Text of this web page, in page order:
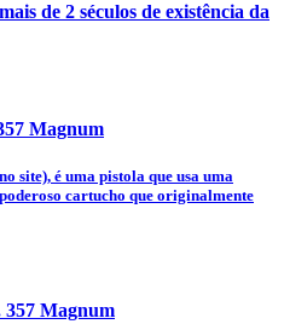
de 2 séculos de existência da
Magnum
site), é uma pistola que usa uma
cartucho que originalmente
357 Magnum